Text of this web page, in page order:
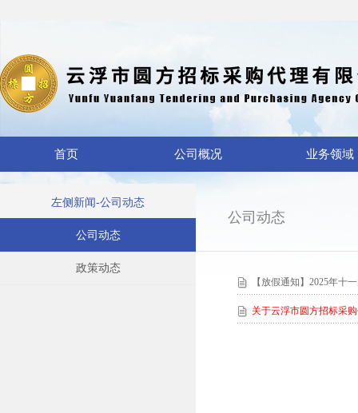
首页 公司概况 业务领域
左侧新闻-公司动态
公司动态
政策动态
公司动态
【放假通知】2025年十
关于云浮市圆方招标采